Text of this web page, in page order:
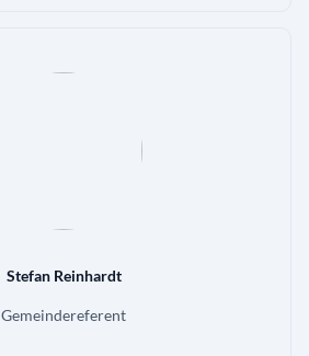
Stefan Reinhardt
Gemeindereferent